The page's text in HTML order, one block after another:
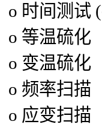
o 时间测试
o 等温硫化
o 变温硫化
o 频率扫描
o 应变扫描